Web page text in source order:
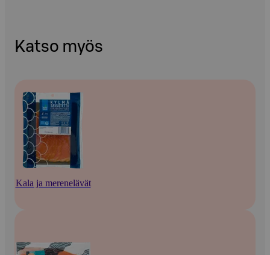
Katso myös
Kala ja merenelävät